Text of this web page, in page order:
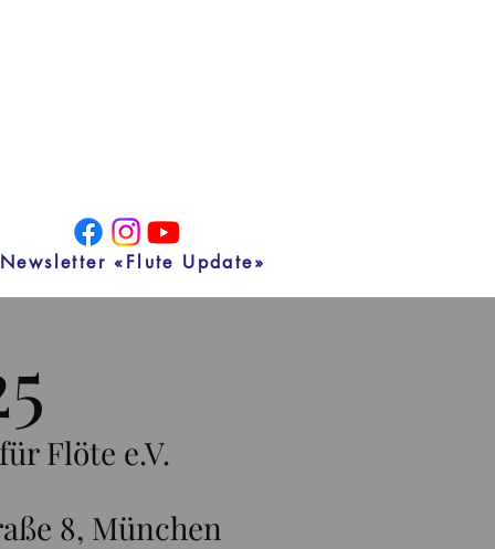
Newsletter «Flute Update»
Flöte e.V.
8, München